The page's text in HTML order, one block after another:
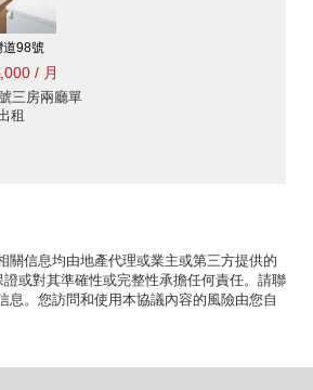
道98號
/ 月
三房兩廳單
租
關信息均由地產代理或業主或第三方提供的
或對其準確性或完整性承擔任何責任。請聯
息。您訪問和使用本協議內容的風險由您自